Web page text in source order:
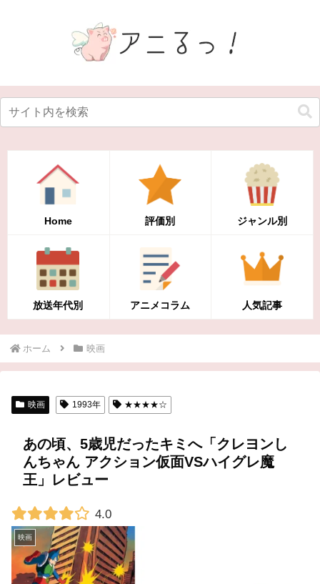
Home 評価別 ジャンル別
放送年代別 アニメコラム 人気記事
ホーム 映画
映画 1993年 ★★★★☆
あの頃、5歳児だったキミへ「クレヨンし
んちゃん アクション仮面VSハイグレ魔
王」レビュー
4.0
映画